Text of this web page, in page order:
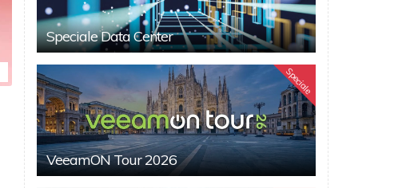
Speciale Data Center
Speciale
VeeamON Tour 2026